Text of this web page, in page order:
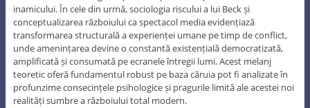
inamicului. În cele din urmă, sociologia riscului a lui Beck și
conceptualizarea războiului ca spectacol media evidențiază
transformarea structurală a experienței umane pe timp de conflict,
unde amenințarea devine o constantă existențială democratizată,
amplificată și consumată pe ecranele întregii lumi. Acest melanj
teoretic oferă fundamentul robust pe baza căruia pot fi analizate în
profunzime consecințele psihologice și pragurile limită ale acestei noi
realități sumbre a războiului total modern.